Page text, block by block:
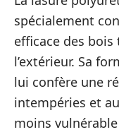
spécialement
efficace des bois
l’extérieur. Sa
lui confère une
intempéries et
moins